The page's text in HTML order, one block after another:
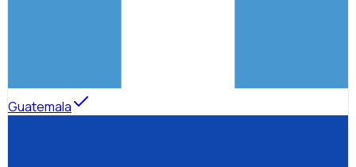
Guatemala